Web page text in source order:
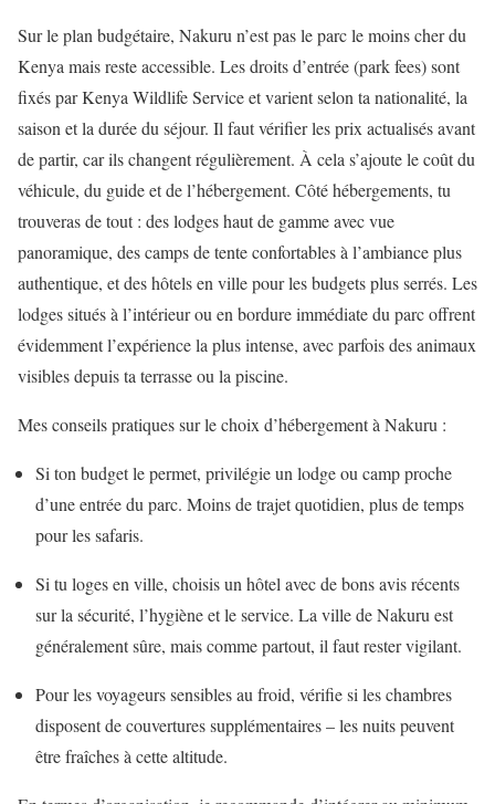
Sur le plan budgétaire, Nakuru n’est pas le parc le moins cher du
Kenya mais reste accessible. Les droits d’entrée (park fees) sont
fixés par Kenya Wildlife Service et varient selon ta nationalité, la
saison et la durée du séjour. Il faut vérifier les prix actualisés avant
de partir, car ils changent régulièrement. À cela s’ajoute le coût du
véhicule, du guide et de l’hébergement. Côté hébergements, tu
trouveras de tout : des lodges haut de gamme avec vue
panoramique, des camps de tente confortables à l’ambiance plus
authentique, et des hôtels en ville pour les budgets plus serrés. Les
lodges situés à l’intérieur ou en bordure immédiate du parc offrent
évidemment l’expérience la plus intense, avec parfois des animaux
visibles depuis ta terrasse ou la piscine.
Mes conseils pratiques sur le choix d’hébergement à Nakuru :
Si ton budget le permet, privilégie un lodge ou camp proche
d’une entrée du parc. Moins de trajet quotidien, plus de temps
pour les safaris.
Si tu loges en ville, choisis un hôtel avec de bons avis récents
sur la sécurité, l’hygiène et le service. La ville de Nakuru est
généralement sûre, mais comme partout, il faut rester vigilant.
Pour les voyageurs sensibles au froid, vérifie si les chambres
disposent de couvertures supplémentaires – les nuits peuvent
être fraîches à cette altitude.